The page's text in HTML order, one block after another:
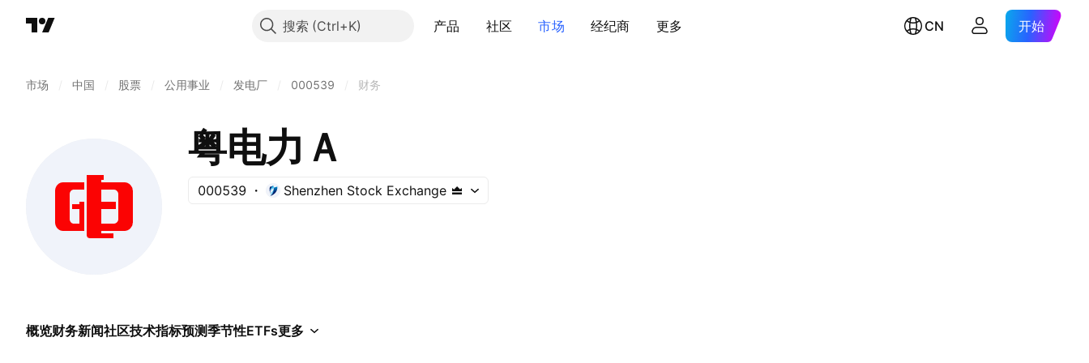
搜索 产品 社区 市场 经纪商 更多 CN 开始
市场 中国 股票 公用事业 发电厂 000539 财务
粤电力Ａ
000539 Shenzhen Stock Exchange
概览财务新闻社区技术指标预测季节性ETFs更多